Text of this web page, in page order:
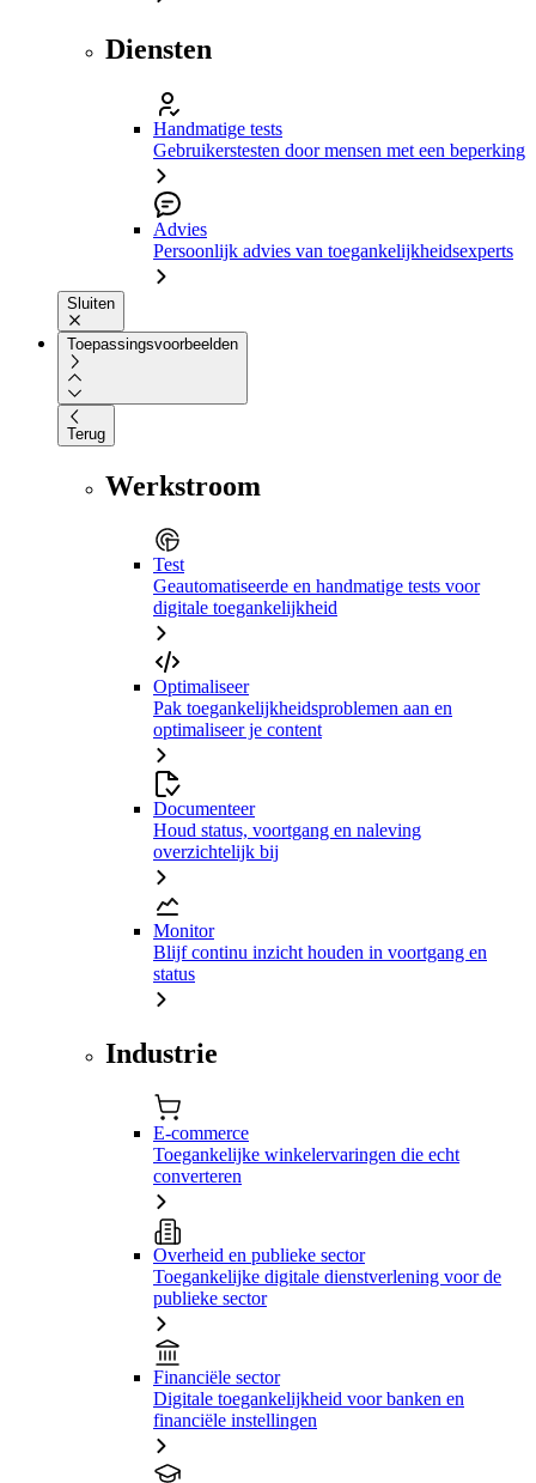
Diensten
Handmatige tests
Gebruikerstesten door mensen met een beperking
Advies
Persoonlijk advies van toegankelijkheidsexperts
Sluiten
Toepassingsvoorbeelden
Terug
Werkstroom
Test
Geautomatiseerde en handmatige tests voor
digitale toegankelijkheid
Optimaliseer
Pak toegankelijkheidsproblemen aan en
optimaliseer je content
Documenteer
Houd status, voortgang en naleving
overzichtelijk bij
Monitor
Blijf continu inzicht houden in voortgang en
status
Industrie
E-commerce
Toegankelijke winkelervaringen die echt
converteren
Overheid en publieke sector
Toegankelijke digitale dienstverlening voor de
publieke sector
Financiële sector
Digitale toegankelijkheid voor banken en
financiële instellingen